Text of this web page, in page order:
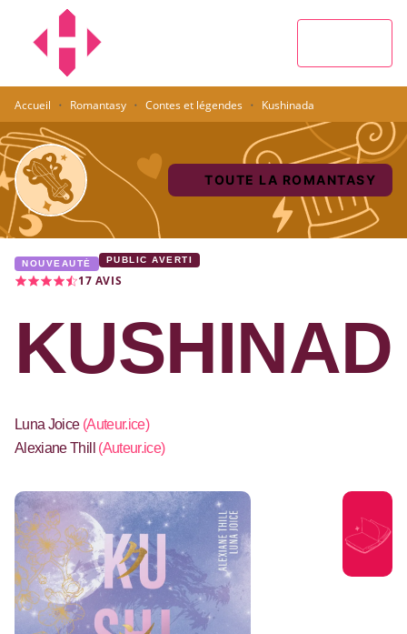
MENU
Accueil · Romantasy · Contes et légendes · Kushinada
TOUTE LA ROMANTASY
NOUVEAUTÉ PUBLIC AVERTI
17 AVIS
Luna Joice(Auteur.ice)
Alexiane Thill
(Auteur.ice)